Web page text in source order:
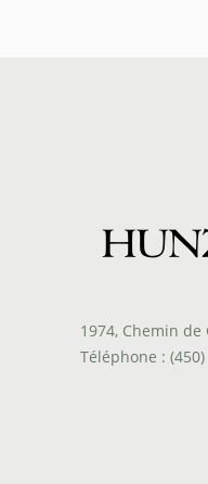
1974, Chemin
Téléphone : (450)